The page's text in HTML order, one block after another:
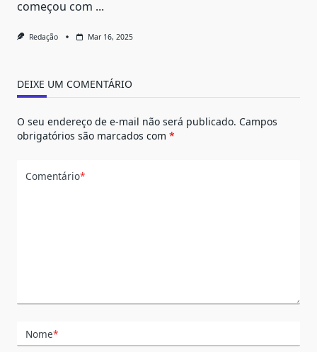
começou com ...
Redação Mar 16, 2025
DEIXE UM COMENTÁRIO
O seu endereço de e-mail não será publicado. Campos
obrigatórios são marcados com *
Comentário*
Nome*